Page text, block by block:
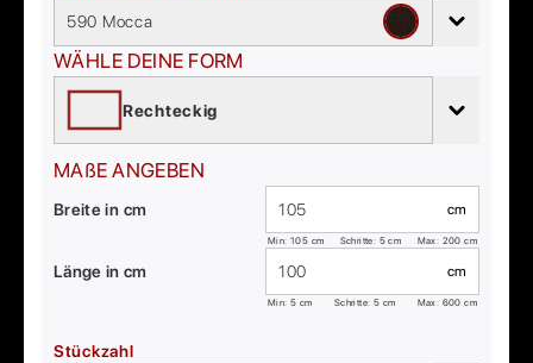
590 Mocca
WÄHLE DEINE FORM
Rechteckig
MAßE ANGEBEN
Breite in cm cm
Min: 105 cm Schritte: 5 cm Max: 200 cm
Länge in cm cm
Min: 5 cm Schritte: 5 cm Max: 600 cm
Stückzahl